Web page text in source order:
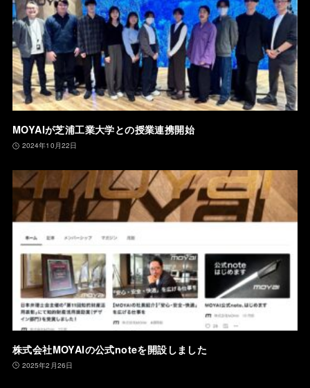
MOYAIが芝浦工業大学との授業連携開始
2024年10月22日
株式会社MOYAIの公式noteを開設しました
2025年2月26日